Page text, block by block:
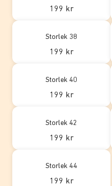
199 kr
Storlek 38
199 kr
Storlek 40
199 kr
Storlek 42
199 kr
Storlek 44
199 kr